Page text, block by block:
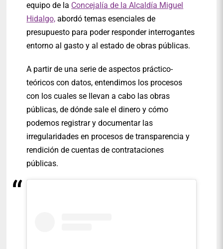
equipo de la Concejalía de la Alcaldía Miguel
Hidalgo, abordó temas esenciales de
presupuesto para poder responder interrogantes
entorno al gasto y al estado de obras públicas.
A partir de una serie de aspectos práctico-
teóricos con datos, entendimos los procesos
con los cuales se llevan a cabo las obras
públicas, de dónde sale el dinero y cómo
podemos registrar y documentar las
irregularidades en procesos de transparencia y
rendición de cuentas de contrataciones
públicas.